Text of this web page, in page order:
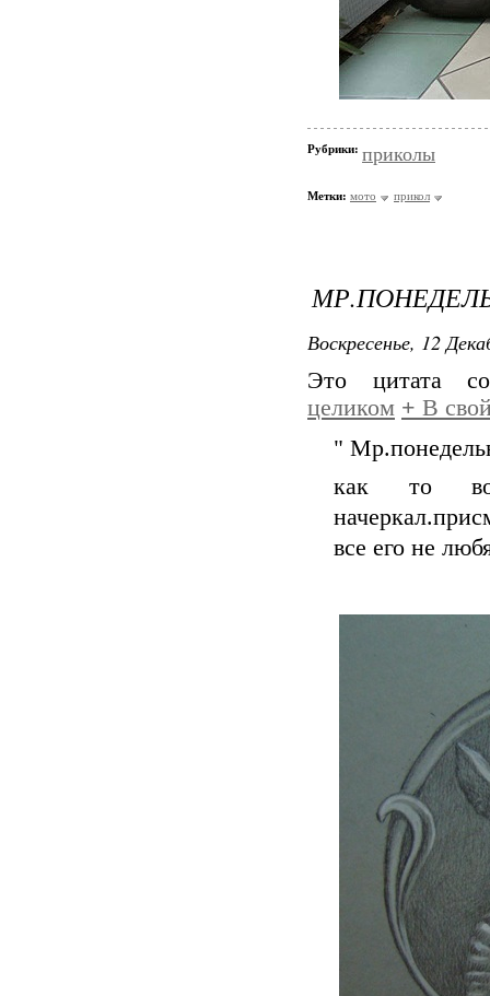
Рубрики: приколы
Метки: мото прикол
Воскресенье, 12
Это цитата
целиком + В
"
как то
все его не